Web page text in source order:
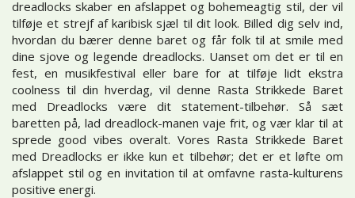
dreadlocks skaber en afslappet og bohemeagtig stil, der vil
tilføje et strejf af karibisk sjæl til dit look. Billed dig selv ind,
hvordan du bærer denne baret og får folk til at smile med
dine sjove og legende dreadlocks. Uanset om det er til en
fest, en musikfestival eller bare for at tilføje lidt ekstra
coolness til din hverdag, vil denne Rasta Strikkede Baret
med Dreadlocks være dit statement-tilbehør. Så sæt
baretten på, lad dreadlock-manen vaje frit, og vær klar til at
sprede good vibes overalt. Vores Rasta Strikkede Baret
med Dreadlocks er ikke kun et tilbehør; det er et løfte om
afslappet stil og en invitation til at omfavne rasta-kulturens
positive energi.